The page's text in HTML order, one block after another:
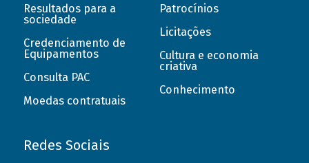
Resultados para a
sociedade
Credenciamento de
Equipamentos
Consulta PAC
Moedas contratuais
Patrocínios
Licitações
Cultura e economia
criativa
Conhecimento
Redes Sociais